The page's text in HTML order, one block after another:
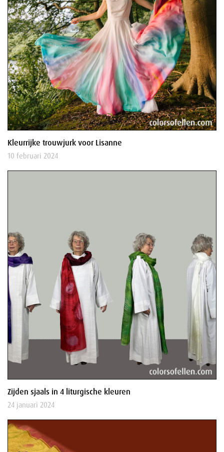
Kleurrijke trouwjurk voor Lisanne
10 februari 2024
Zijden sjaals in 4 liturgische kleuren
24 januari 2024